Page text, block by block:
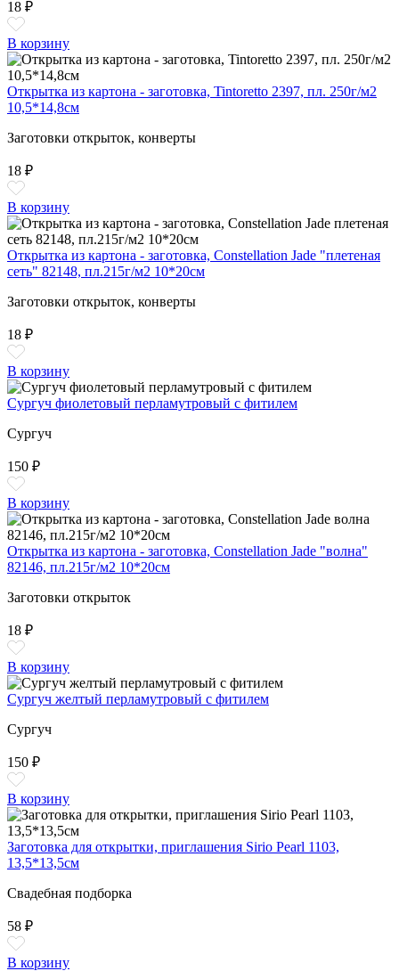
18 ₽
В корзину
Открытка из картона - заготовка, Tintoretto 2397, пл. 250г/м2
10,5*14,8см
Заготовки открыток, конверты
18 ₽
В корзину
Открытка из картона - заготовка, Constellation Jade "плетеная
сеть" 82148, пл.215г/м2 10*20см
Заготовки открыток, конверты
18 ₽
В корзину
Сургуч фиолетовый перламутровый с фитилем
Сургуч
150 ₽
В корзину
Открытка из картона - заготовка, Constellation Jade "волна"
82146, пл.215г/м2 10*20см
Заготовки открыток
18 ₽
В корзину
Сургуч желтый перламутровый с фитилем
Сургуч
150 ₽
В корзину
Заготовка для открытки, приглашения Sirio Pearl 1103,
13,5*13,5см
Свадебная подборка
58 ₽
В корзину